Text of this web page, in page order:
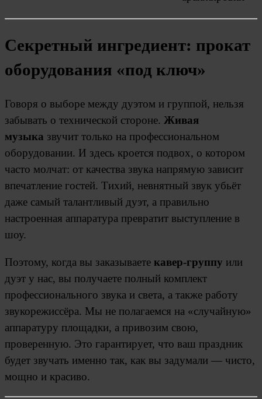
Секретный ингредиент: прокат
оборудования «под ключ»
Говоря о выборе между дуэтом и группой, нельзя
забывать о технической стороне. Живая
музыка звучит только на профессиональном
оборудовании. И здесь кроется подвох, о котором
часто молчат: от качества звука напрямую зависит
впечатление гостей. Тихий, невнятный звук убьёт
даже самый талантливый дуэт, а правильно
настроенная аппаратура превратит выступление в
шоу.
Поэтому, когда вы заказываете кавер-группу или
дуэт у нас, вы получаете полный комплект
профессионального звука и света, а также работу
звукорежиссёра. Мы не полагаемся на «случайную»
аппаратуру площадки, а привозим свою,
проверенную. Это гарантирует, что ваш праздник
будет звучать именно так, как вы задумали — чисто,
мощно и красиво.